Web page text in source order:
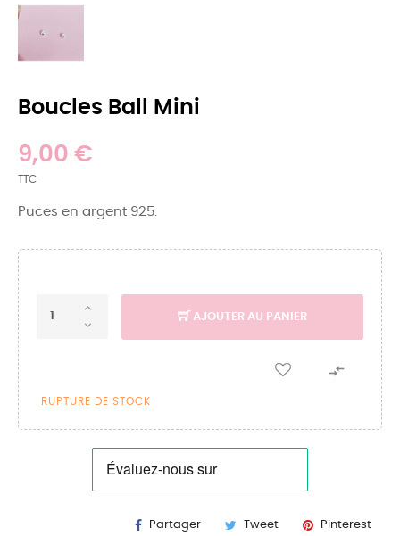
Boucles Ball Mini
9,00 €
TTC
Puces en argent 925.
AJOUTER AU PANIER

RUPTURE DE STOCK
Partager Tweet Pinterest